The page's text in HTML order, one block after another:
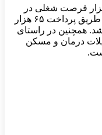
مفاد این تفاهم‌نامه، ایجاد ۱۰۰ هزار فرصت شغلی در
سطح کشور هدف‌گذاری شده است که از طریق پرداخت ۶۵ هزار
همچنین در راستای
فقره تسهیلات درمان و مسکن